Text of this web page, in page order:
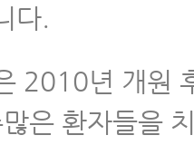
다.
2010년 개원
은 환자들을